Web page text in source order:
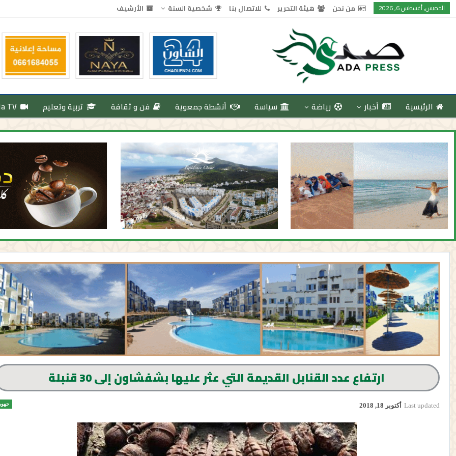
الخميس, أغسطس 6, 2026 من نحن هيئة التحرير للاتصال بنا شخصية السنة الأرشيف
الرئيسية أخبار رياضة سياسة أنشطة جمعوية فن و ثقافة تربية وتعليم TV
ارتفاع عدد القنابل القديمة التي عثر عليها بشفشاون إلى 30 قنبلة
Last updated أكتوبر 18, 2018